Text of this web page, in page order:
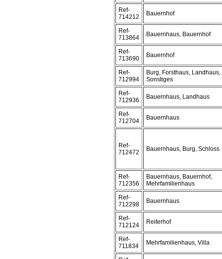
Ref-
714212
Bauernhof
Ref-
713864
Bauernhaus, Bauernhof
Ref-
713690
Bauernhof
Ref-
712994
Burg, Forsthaus, Landhaus,
Sonstiges
Ref-
712936
Bauernhaus, Landhaus
Ref-
712704
Bauernhaus
Ref-
712472
Bauernhaus, Burg, Schloss
Ref-
712356
Bauernhaus, Bauernhof,
Mehrfamilienhaus
Ref-
712298
Bauernhaus
Ref-
712124
Reiterhof
Ref-
711834
Mehrfamilienhaus, Villa